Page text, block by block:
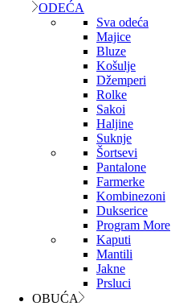
ODEĆA
Sva odeća
Majice
Bluze
Košulje
Džemperi
Rolke
Sakoi
Haljine
Suknje
Šortsevi
Pantalone
Farmerke
Kombinezoni
Dukserice
Program More
Kaputi
Mantili
Jakne
Prsluci
OBUĆA